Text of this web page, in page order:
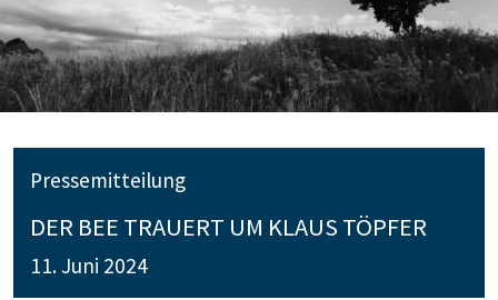
Pressemitteilung
DER BEE TRAUERT UM KLAUS TÖPFER
11. Juni 2024